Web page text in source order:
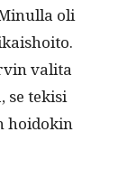
oli
vali­ta
se tek­isi
hoidokin